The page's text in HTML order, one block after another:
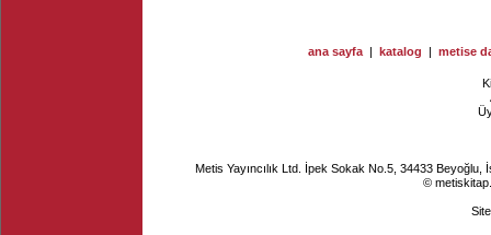
ana sayfa | katalog | metise
Metis Yayıncılık Ltd. İpek Sokak No.5, 34433
©